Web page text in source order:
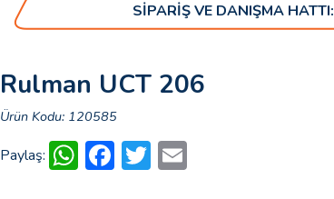
SİPARİŞ VE DANIŞMA HATTI:
Rulman UCT 206
Ürün Kodu: 120585
Paylaş: WhatsApp
Facebook
Twitter